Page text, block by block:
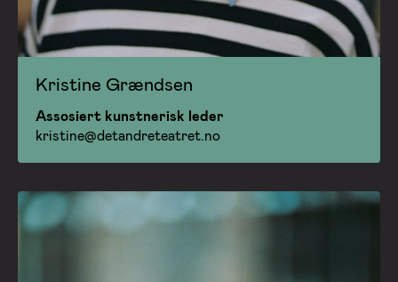
Kristine Grændsen
Assosiert kunstnerisk leder
kristine@detandreteatret.no